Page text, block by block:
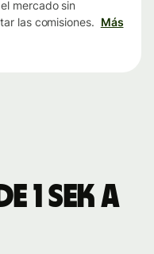
mercado sin
las comisiones. Más
1 SEK a